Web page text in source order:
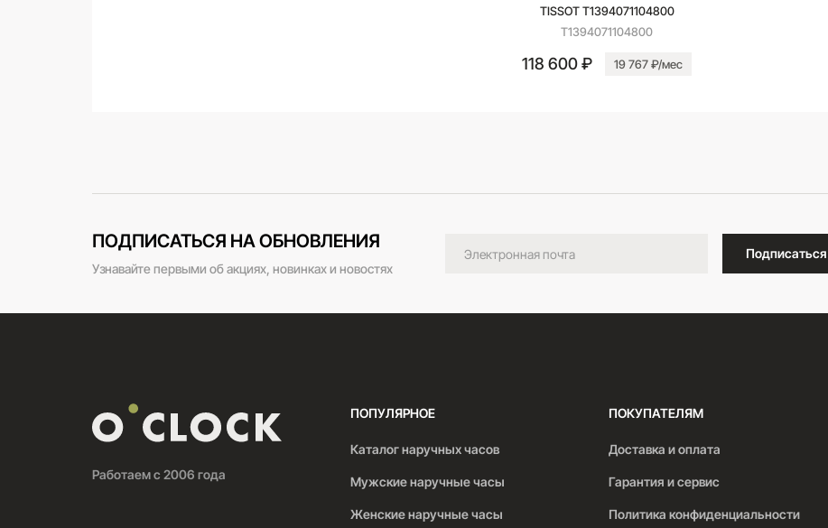
TISSOT T1394071104800
T1394071104800
118 600 ₽ 19 767 ₽/мес
ПОДПИСАТЬСЯ НА ОБНОВЛЕНИЯ
Узнавайте первыми об акциях, новинках и новостях
Подписаться
Работаем с 2006 года
ПОПУЛЯРНОЕ
Каталог наручных часов
Мужские наручные часы
Женские наручные часы
ПОКУПАТЕЛЯМ
Доставка и оплата
Гарантия и сервис
Политика конфиденциальности